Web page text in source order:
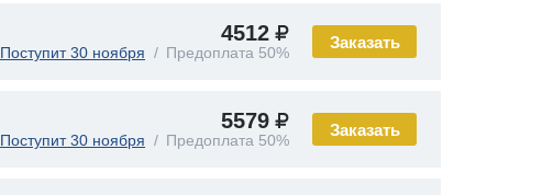
Заказать
4512
Поступит 30 ноября Предоплата 50%
Заказать
5579
Поступит 30 ноября Предоплата 50%